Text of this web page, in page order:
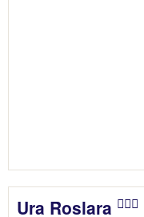
Ura Roslara